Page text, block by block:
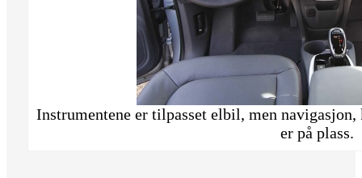
Instrumentene er tilpasset elbil, men
er på plass.